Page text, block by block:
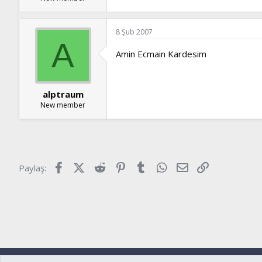
A
alptraum
New member
8 Şub 2007
Amin Ecmain Kardesim
Paylaş: FacebookX (Twitter)
Reddit PinterestTumblrWhatsApp
E-posta